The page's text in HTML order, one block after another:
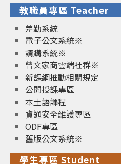
教職員專區 Teacher
差勤系統
電子公文系統※
請購系統※
曾文家商雲端社群※
新課綱推動相關規定
公開授課專區
本土語課程
資通安全維護專區
ODF專區
舊版公文系統※
學生專區 Student